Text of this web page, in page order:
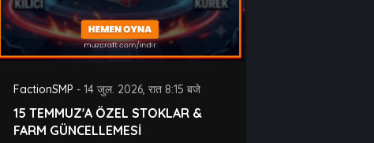
FactionSMP - 14 जुल. 2026, रात 8:15 बजे
15 TEMMUZ'A ÖZEL STOKLAR &
FARM GÜNCELLEMESİ